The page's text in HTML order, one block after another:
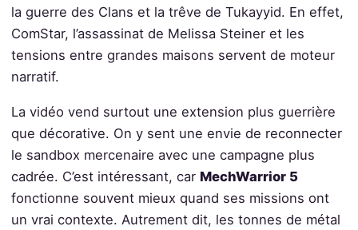
la guerre des Clans et la trêve de Tukayyid. En effet,
ComStar, l’assassinat de Melissa Steiner et les
tensions entre grandes maisons servent de moteur
narratif.
La vidéo vend surtout une extension plus guerrière
que décorative. On y sent une envie de reconnecter
le sandbox mercenaire avec une campagne plus
cadrée. C’est intéressant, car MechWarrior 5
fonctionne souvent mieux quand ses missions ont
un vrai contexte. Autrement dit, les tonnes de métal